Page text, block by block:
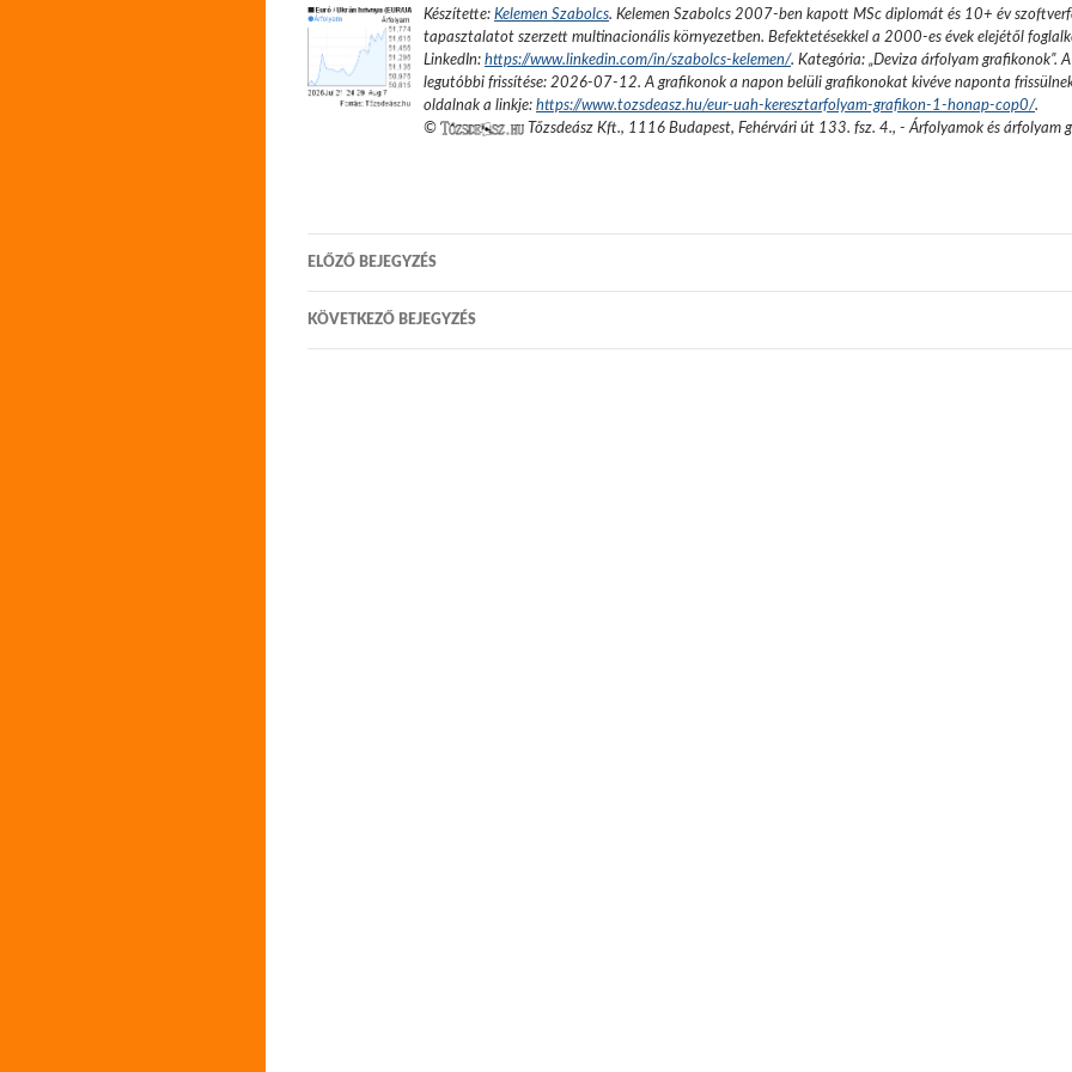
Készítette: Kelemen Szabolcs. Kelemen Szabolcs 2007-ben kapott MSc diplomát és 10+ év
tapasztalatot szerzett multinacionális környezetben. Befektetésekkel a 2000-es évek elejétől
LinkedIn: https://www.linkedin.com/in/szabolcs-kelemen/. Kategória: „Deviza árfolyam grafikonok”.
legutóbbi frissítése: 2026-07-12. A grafikonok a napon belüli grafikonokat kivéve naponta
oldalnak a linkje: https://www.tozsdeasz.hu/eur-uah-keresztarfolyam-grafikon-1-honap-cop0/.
©
Tőzsdeász Kft., 1116 Budapest, Fehérvári út 133. fsz. 4., - Árfolyamok és árfolyam
Bejegyzés
navigáció
ELŐZŐ BEJEGYZÉS
KÖVETKEZŐ BEJEGYZÉS